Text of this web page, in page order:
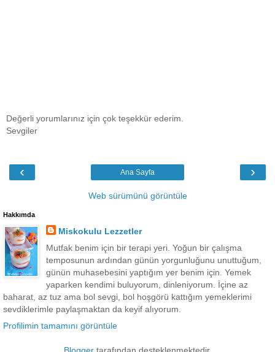
Değerli yorumlarınız için çok teşekkür ederim.
Sevgiler
‹ ›
Ana Sayfa
Web sürümünü görüntüle
Hakkımda
Miskokulu Lezzetler
Mutfak benim için bir terapi yeri. Yoğun bir çalışma
temposunun ardından günün yorgunluğunu unuttuğum,
günün muhasebesini yaptığım yer benim için. Yemek
yaparken kendimi buluyorum, dinleniyorum. İçine az
baharat, az tuz ama bol sevgi, bol hoşgörü kattığım yemeklerimi
sevdiklerimle paylaşmaktan da keyif alıyorum.
Profilimin tamamını görüntüle